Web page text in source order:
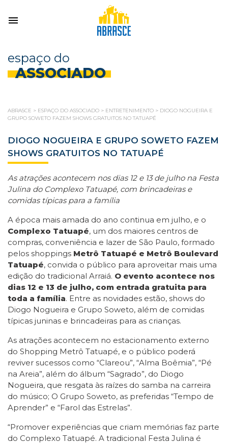
espaço do
ASSOCIADO
ABRASCE > ESPAÇO DO ASSOCIADO > ENTRETENIMENTO > DIOGO NOGUEIRA E
GRUPO SOWETO FAZEM SHOWS GRATUITOS NO TATUAPÉ
DIOGO NOGUEIRA E GRUPO SOWETO FAZEM
SHOWS GRATUITOS NO TATUAPÉ
As atrações acontecem nos dias 12 e 13 de julho na Festa
Julina do Complexo Tatuapé, com brincadeiras e
comidas típicas para a família
A época mais amada do ano continua em julho, e o
Complexo Tatuapé, um dos maiores centros de
compras, conveniência e lazer de São Paulo, formado
pelos shoppings Metrô Tatuapé e Metrô Boulevard
Tatuapé, convida o público para aproveitar mais uma
edição do tradicional Arraiá. O evento acontece nos
dias 12 e 13 de julho, com entrada gratuita para
toda a família. Entre as novidades estão, shows do
Diogo Nogueira e Grupo Soweto, além de comidas
típicas juninas e brincadeiras para as crianças.
As atrações acontecem no estacionamento externo
do Shopping Metrô Tatuapé, e o público poderá
reviver sucessos como “Clareou”, “Alma Boêmia”, “Pé
na Areia”, além do álbum “Sagrado”, do Diogo
Nogueira, que resgata às raízes do samba na carreira
do músico; O Grupo Soweto, as preferidas “Tempo de
Aprender” e “Farol das Estrelas”.
“Promover experiências que criam memórias faz parte
do Complexo Tatuapé. A tradicional Festa Julina é